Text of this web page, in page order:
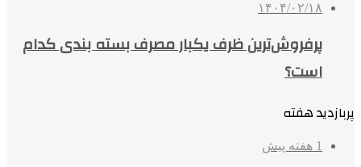
۱۴۰۴/۰۲/۱۸
پرفروش‌ترین ظرف یکبار مصرف بسته بندی کدام
است؟
پربازدید هفته
1 هفته پیش